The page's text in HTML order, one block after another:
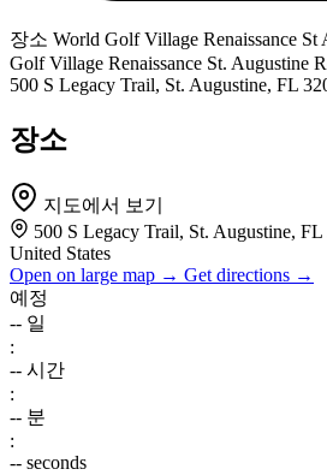
장소 World Golf Village Renaissance St
Golf Village Renaissance St. Augustine
500 S Legacy Trail, St. Augustine, FL
장소
지도에서 보기
500 S Legacy Trail, St. Augustine,
United States
Open on large map → Get directions →
예정
-- 일
:
-- 시간
:
-- 분
:
-- seconds